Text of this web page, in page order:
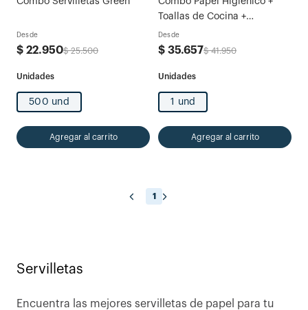
Desde
$ 22.950$ 25.500
500 und
Agregar al carrito
Toallas de Cocina +
Servilletas Familia Green
Desde
$ 35.657$ 41.950
1 und
Agregar al carrito
1
Servilletas
Encuentra las mejores servilletas de papel para tu